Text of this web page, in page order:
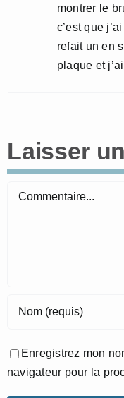
montrer le
c’est que
refait un en
plaque et
Laisser
Commentaire
Enregistrez mon
navigateur pour la